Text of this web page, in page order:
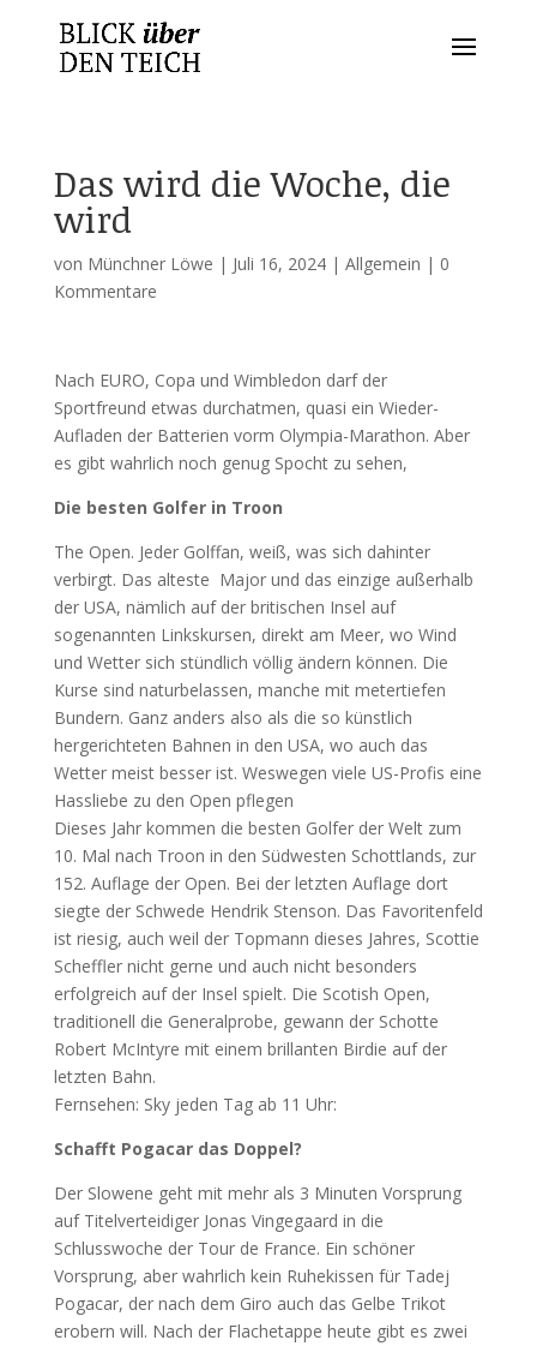
Das wird die Woche, die
wird
von Münchner Löwe | Juli 16, 2024| Allgemein | 0
Kommentare
Nach EURO, Copa und Wimbledon darf der
Sportfreund etwas durchatmen, quasi ein Wieder-
Aufladen der Batterien vorm Olympia-Marathon. Aber
es gibt wahrlich noch genug Spocht zu sehen,
Die besten Golfer in Troon
The Open. Jeder Golffan, weiß, was sich dahinter
verbirgt. Das alteste Major und das einzige außerhalb
der USA, nämlich auf der britischen Insel auf
sogenannten Linkskursen, direkt am Meer, wo Wind
und Wetter sich stündlich völlig ändern können. Die
Kurse sind naturbelassen, manche mit metertiefen
Bundern. Ganz anders also als die so künstlich
hergerichteten Bahnen in den USA, wo auch das
Wetter meist besser ist. Weswegen viele US-Profis eine
Hassliebe zu den Open pflegen
Dieses Jahr kommen die besten Golfer der Welt zum
10. Mal nach Troon in den Südwesten Schottlands, zur
152. Auflage der Open. Bei der letzten Auflage dort
siegte der Schwede Hendrik Stenson. Das Favoritenfeld
ist riesig, auch weil der Topmann dieses Jahres, Scottie
Scheffler nicht gerne und auch nicht besonders
erfolgreich auf der Insel spielt. Die Scotish Open,
traditionell die Generalprobe, gewann der Schotte
Robert McIntyre mit einem brillanten Birdie auf der
letzten Bahn.
Fernsehen: Sky jeden Tag ab 11 Uhr:
Schafft Pogacar das Doppel?
Der Slowene geht mit mehr als 3 Minuten Vorsprung
auf Titelverteidiger Jonas Vingegaard in die
Schlusswoche der Tour de France. Ein schöner
Vorsprung, aber wahrlich kein Ruhekissen für Tadej
Pogacar, der nach dem Giro auch das Gelbe Trikot
erobern will. Nach der Flachetappe heute gibt es zwei